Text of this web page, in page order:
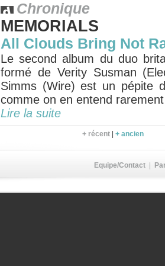
Chronique
MEMORIALS
All Clouds Bring Not
Le second album du duo
formé de Verity Susman
Simms (Wire) est un pépite
comme on en entend
Lire la suite
+ récent + ancien
Equipe/Contact